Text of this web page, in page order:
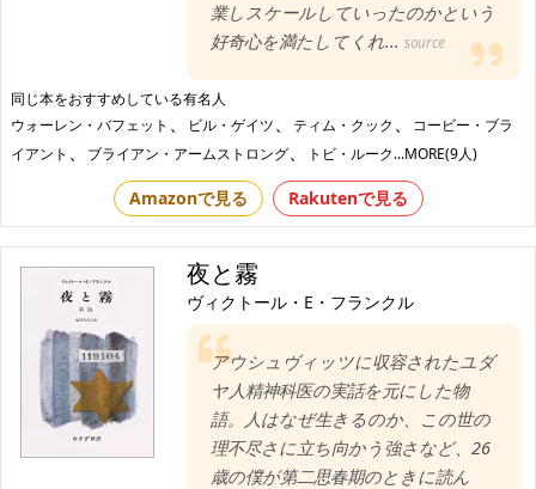
業しスケールしていったのかという
好奇心を満たしてくれ...source
同じ本をおすすめしている有名人
ウォーレン・バフェット 、 ビル・ゲイツ、 ティム・クック 、
コービー・ブラ
イアント 、 ブライアン・アームストロング、 トビ・ルーク...MORE(9人)
Amazonで見る Rakutenで見る
夜と霧
ヴィクトール・E・フランクル
アウシュヴィッツに収容されたユダ
ヤ人精神科医の実話を元にした物
語。人はなぜ生きるのか、この世の
理不尽さに立ち向かう強さなど、26
歳の僕が第二思春期のときに読ん